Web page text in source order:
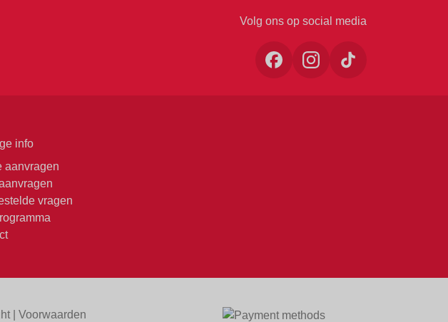
Volg ons op social media
info
aanvragen
vragen
| Voorwaarden